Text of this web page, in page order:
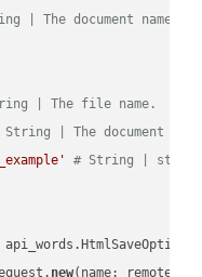
| The document name.
| The file name.
String | The document
# String |
new(name: